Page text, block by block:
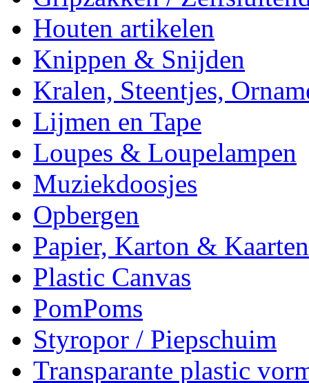
Houten artikelen
Knippen & Snijden
Kralen, Steentjes,
Lijmen en Tape
Loupes & Loupelampen
Muziekdoosjes
Opbergen
Papier, Karton & Kaarten
Plastic Canvas
PomPoms
Styropor / Piepschuim
Transparante plastic